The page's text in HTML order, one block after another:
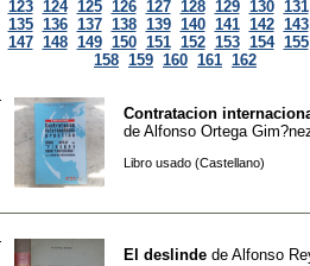
123 124 125 126 127 128 129 130 131
135 136 137 138 139 140 141 142 143
147 148 149 150 151 152 153 154 155
158 159 160 161 162
Contratacion
de Alfonso Ortega
Libro usado (Castellano)
El deslinde de Alfonso